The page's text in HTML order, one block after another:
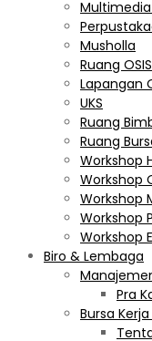
Musholla
Ruang OSIS
Lapangan
UKS
Ruang
Ruang
Workshop
Workshop
Workshop
Workshop
Workshop
Biro & Lembaga
Pra
Bursa